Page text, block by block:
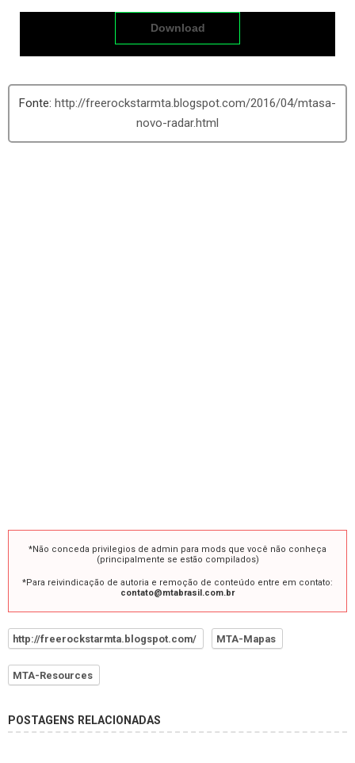
Download
http://freerockstarmta.blogspot.com/2016/04/mtasa-
novo-radar.html
*Não conceda privilegios de admin para mods que você não conheça
(principalmente se estão compilados)
*Para reivindicação de autoria e remoção de conteúdo entre em contato:
contato@mtabrasil.com.br
http://freerockstarmta.blogspot.com/ MTA-Mapas
MTA-Resources
POSTAGENS RELACIONADAS